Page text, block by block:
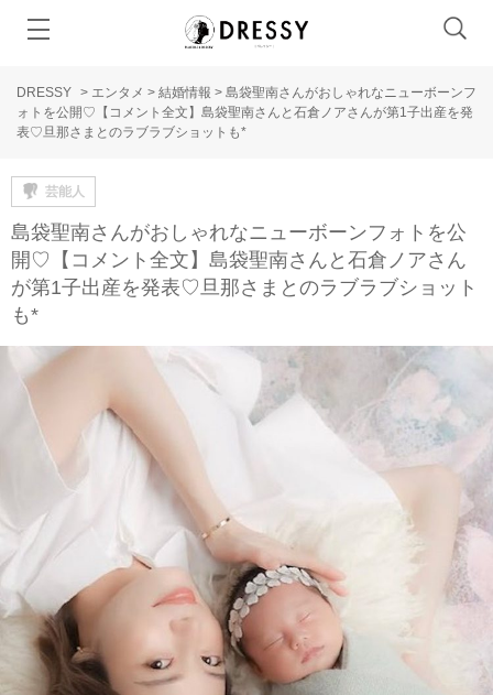
DRESSY > エンタメ > 結婚情報 > 島袋聖南さんがおしゃれなニューボーンフ
ォトを公開♡【コメント全文】島袋聖南さんと石倉ノアさんが第1子出産を発
表♡旦那さまとのラブラブショットも*
芸能人
島袋聖南さんがおしゃれなニューボーンフォトを公
開♡【コメント全文】島袋聖南さんと石倉ノアさん
が第1子出産を発表♡旦那さまとのラブラブショット
も*